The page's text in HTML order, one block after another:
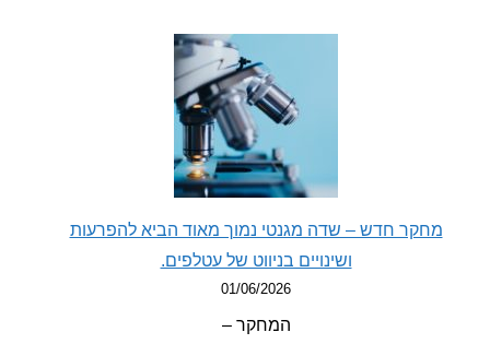
חדש – שדה מגנטי נמוך מאוד הביא להפרעות
ושינויים בניווט של עטלפים.
01/06/2026
המחקר –